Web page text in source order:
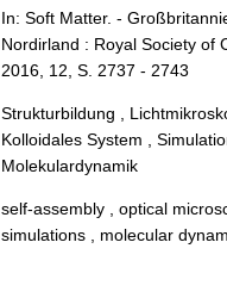
In: Soft Matter. -
Nordirland : Royal Society of
2016, 12, S. 2737 - 2743
Strukturbildung ,
Kolloidales System ,
Molekulardynamik
self-assembly , optical
simulations , molecular